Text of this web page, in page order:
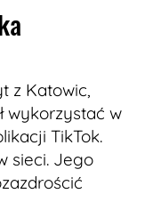
z Katowic,
wykorzystać w
TikTok.
sieci. Jego